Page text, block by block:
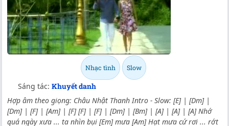
Nhạc tình Slow
Sáng tác: Khuyết danh
Hợp âm theo giọng: Châu Nhật Thanh Intro - Slow: [E] | [Dm] |
[Dm] | [F] | [Am] | [F] [F] | [F] | [Dm] | [Bm] | [A] | [A] | [A] Nhớ
quá ngày xưa ... ta nhìn bụi [Em] mưa [Am] Hạt mưa cứ rơi ... rớt